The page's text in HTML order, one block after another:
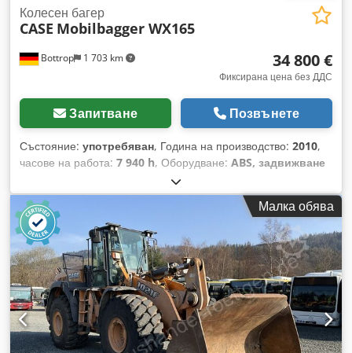
Bottrop 1 703 km
Колесен багер
CASE Mobilbagger WX165
34 800 €
Фиксирана цена без ДДС
Запитване Позвънете
Състояние: употребяван, Година на производство: 2010,
часове на работа: 7 940 h, Оборудване: ABS, задвижване
, CASE Мобилен багер Тип: WX165
(Хидравличен багер) Номер на одобрение на типа: N211
Производител на двигателя: Case Мощност на двигателя:
105 kW Работни часове: 7940 часа Максимално допустимо
общо тегло: 18 000 кг Транспортна дължина: 8,19 м
Транспортна ширина: 1,91 м Транспортна височина: 2,89 м
Цвят: Жълт - Управление с джойстик - Преден хидравличен
планк - Камера С удоволствие ще ви подпомогнем и в
областта на финансирането/лизинга чрез нашите
партньори. Dcodpfxezripce Afpek Всички данни са без
гаранция. Запазваме си правото на промени и грешки.
Малка обява